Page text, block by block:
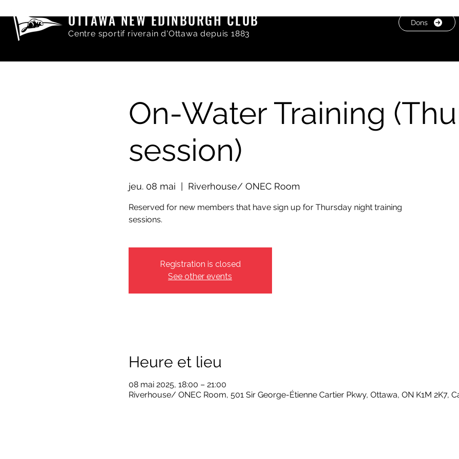
OTTAWA NEW EDINBURGH CLUB
Centre sportif riverain d'Ottawa depuis 1883
Dons
On-Water Training
session)
jeu. 08 mai Riverhouse/ ONEC Room
Reserved for new members that have sign up for Thursday night training
sessions.
Registration is closed
See other events
Heure et lieu
08 mai 2025, 18:00 – 21:00
Riverhouse/ ONEC Room, 501 Sir George-Étienne Cartier Pkwy, Ottawa, ON K1M 2K7,